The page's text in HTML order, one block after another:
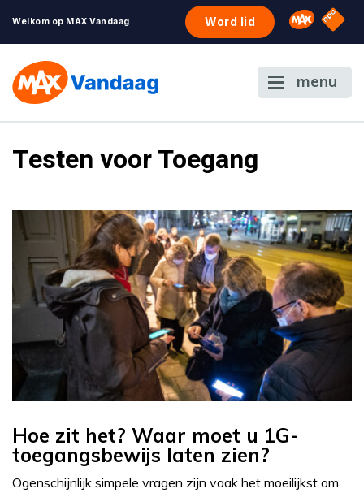
Welkom op MAX Vandaag Word lid Omroep
NPO
menu
Testen voor Toegang
Hoe zit het? Waar moet u 1G-
toegangsbewijs laten zien?
Ogenschijnlijk simpele vragen zijn vaak het moeilijkst om